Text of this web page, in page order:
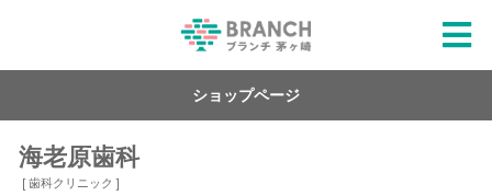
ショップページ
海老原歯科
[ 歯科クリニック ]